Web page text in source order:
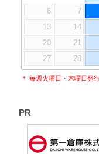
6
7
13
14
20
21
27
28
＊ 毎週火曜日・木曜日発